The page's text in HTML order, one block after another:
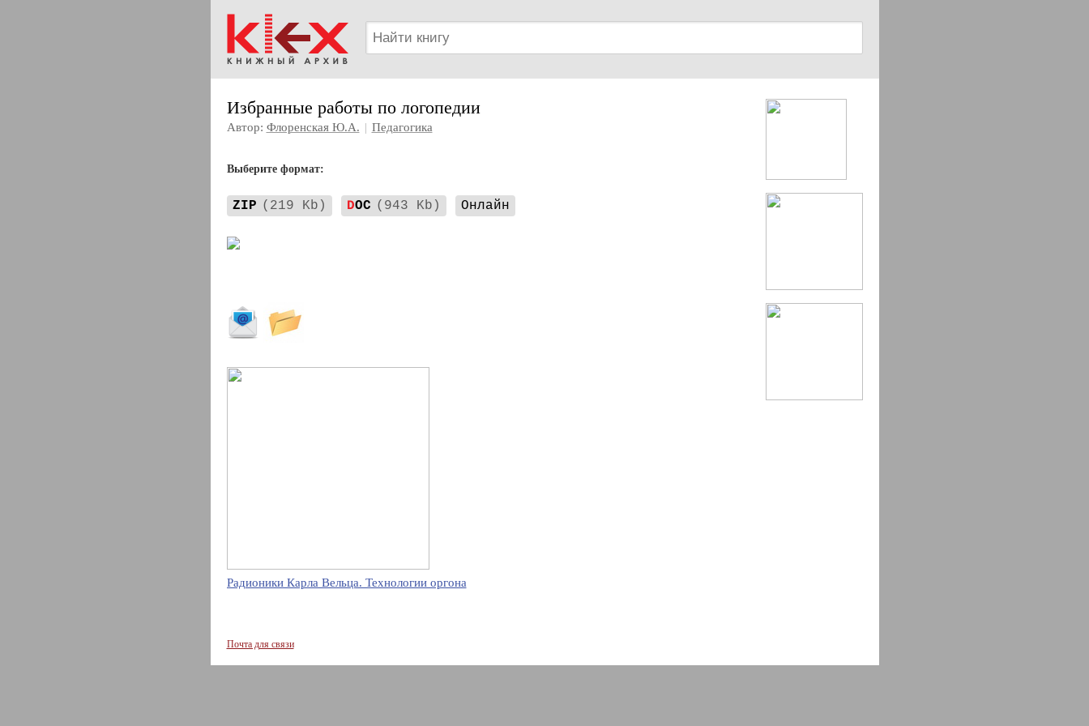
Избранные работы по логопедии
Автор: Флоренская Ю.А. | Педагогика
Выберите формат:
ZIP (219 Kb) DOC (943 Kb) Онлайн
Радионики Карла Вельца. Технологии оргона
Почта для связи